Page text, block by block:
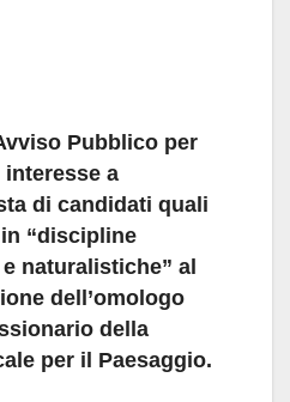
Pubblico per
a
di candidati quali
“discipline
naturalistiche” al
dell’omologo
della
per il Paesaggio.